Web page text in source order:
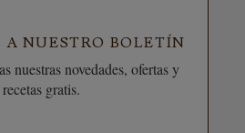
A NUESTRO BOLETÍN
nuestras novedades, ofertas y
recetas gratis.